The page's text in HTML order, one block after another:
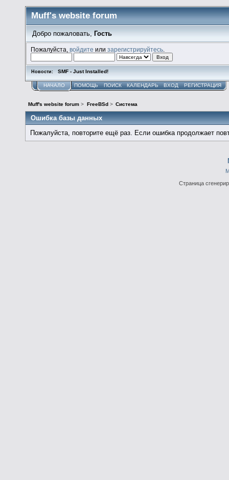
Muff's website forum
Добро пожаловать, Гость
Пожалуйста,войдите илизарегистрируйтесь
Новости: SMF - Just Installed!
НАЧАЛО ПОМОЩЬ ПОИСК КАЛЕНДАРЬ ВХОД РЕГИСТРАЦИЯ
Muff's website forum > FreeBSd > Система
Ошибка базы данных
Пожалуйста, повторите ещё раз. Если ошибка продолжает
Страница